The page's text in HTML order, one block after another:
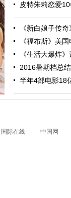
皮特朱莉恋爱
《新白娘子传
《福布斯》美
《生活大爆炸
2016暑期档总
半年4部电影18
国际在线 中国网